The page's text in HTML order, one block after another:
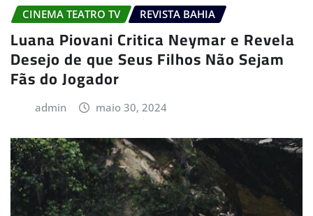
CINEMA TEATRO TV REVISTA BAHIA
Luana Piovani Critica Neymar e Revela
Desejo de que Seus Filhos Não Sejam
Fãs do Jogador
admin maio 30, 2024